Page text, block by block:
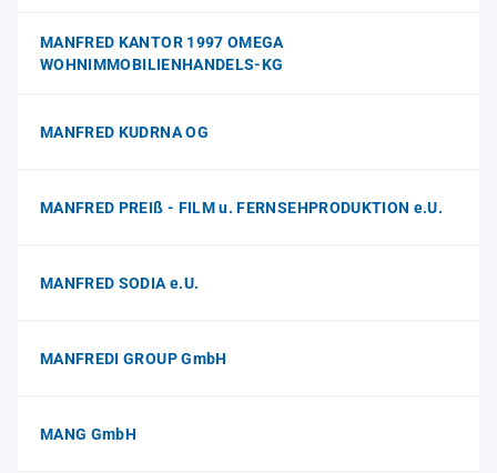
MANFRED KANTOR 1997 OMEGA
WOHNIMMOBILIENHANDELS-KG
MANFRED KUDRNA OG
MANFRED PREIß - FILM u. FERNSEHPRODUKTION e.U.
MANFRED SODIA e.U.
MANFREDI GROUP GmbH
MANG GmbH